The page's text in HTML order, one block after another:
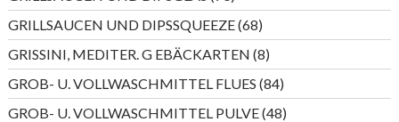
Produkte
GRILLSAUCEN UND DIPSSQUEEZE 6868
Produkte
GRISSINI, MEDITER. G EBÄCKARTEN 88
Produkte
GROB- U. VOLLWASCHMITTEL FLUES 8484
Produkte
GROB- U. VOLLWASCHMITTEL PULVE 4848